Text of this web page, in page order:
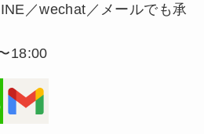
／wechat／メールでも承
18:00